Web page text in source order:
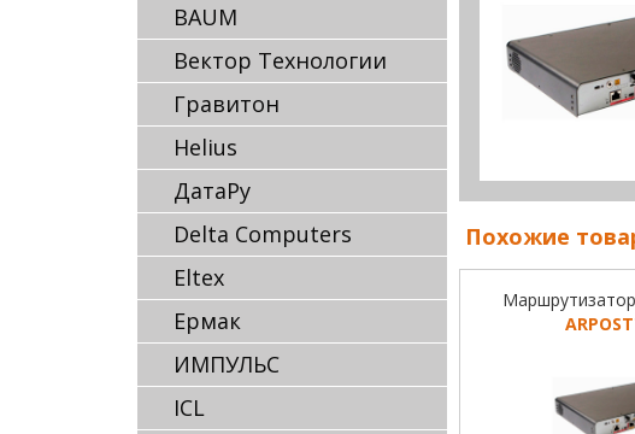
BAUM
Вектор Технологии
Гравитон
Helius
ДатаРу
Delta Computers
Eltex
Ермак
ИМПУЛЬС
ICL
Похожие